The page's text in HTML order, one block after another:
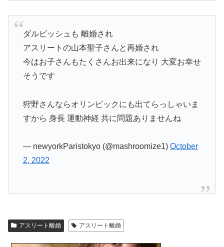
ダルビッシュも 離婚され
アスリートの山本聖子さんと再婚され
今はお子さんもたくさんお出来になり 大変お幸せ
そうです
狩野さんならオリンピックにも出てらっしゃいま
すから 身長 運動神経 共に問題ありませんね
— newyorkParistokyo (@mashroomize1) October
2, 2022
アスリート離婚 アスリート離婚